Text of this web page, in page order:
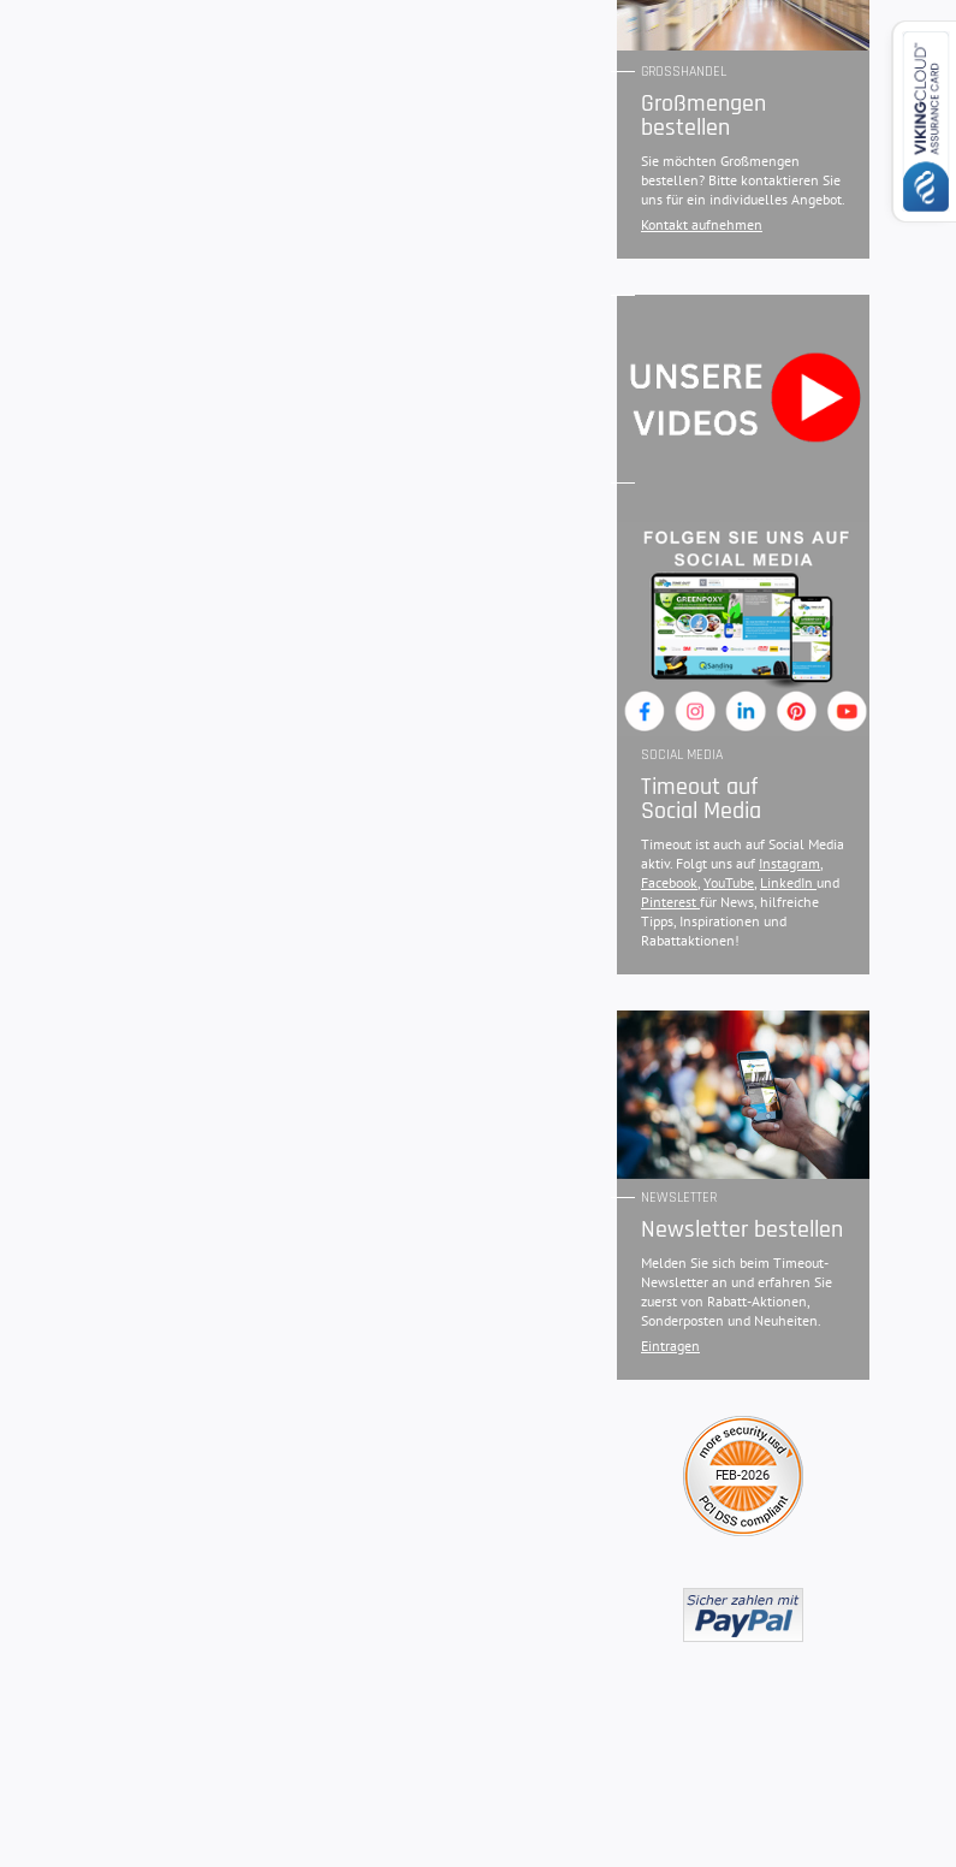
GROSSHANDEL
Großmengen
bestellen
Sie möchten Großmengen
bestellen? Bitte kontaktieren Sie
uns für ein individuelles Angebot.
Kontakt aufnehmen
SOCIAL MEDIA
Timeout auf
Social Media
Timeout ist auch auf Social Media
aktiv. Folgt uns auf Instagram,
Facebook, YouTube, LinkedIn und
Pinterest für News, hilfreiche
Tipps, Inspirationen und
Rabattaktionen!
NEWSLETTER
Newsletter bestellen
Melden Sie sich beim Timeout-
Newsletter an und erfahren Sie
zuerst von Rabatt-Aktionen,
Sonderposten und Neuheiten.
Eintragen